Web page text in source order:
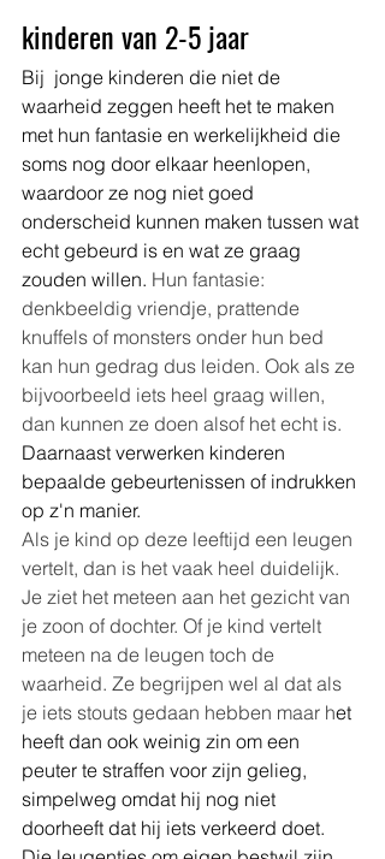
kinderen van 2-5 jaar
Bij  jonge kinderen die niet de
waarheid zeggen heeft het te maken
met hun fantasie en werkelijkheid die
soms nog door elkaar heenlopen,
waardoor ze nog niet goed
onderscheid kunnen maken tussen wat
echt gebeurd is en wat ze graag
zouden willen. Hun fantasie:
denkbeeldig vriendje, prattende
knuffels of monsters onder hun bed
kan hun gedrag dus leiden. Ook als ze
bijvoorbeeld iets heel graag willen,
dan kunnen ze doen alsof het echt is.
Daarnaast verwerken kinderen
bepaalde gebeurtenissen of indrukken
op z'n manier.
Als je kind op deze leeftijd een leugen
vertelt, dan is het vaak heel duidelijk.
Je ziet het meteen aan het gezicht van
je zoon of dochter. Of je kind vertelt
meteen na de leugen toch de
waarheid. Ze begrijpen wel al dat als
je iets stouts gedaan hebben maar het
heeft dan ook weinig zin om een
peuter te straffen voor zijn gelieg,
simpelweg omdat hij nog niet
doorheeft dat hij iets verkeerd doet.